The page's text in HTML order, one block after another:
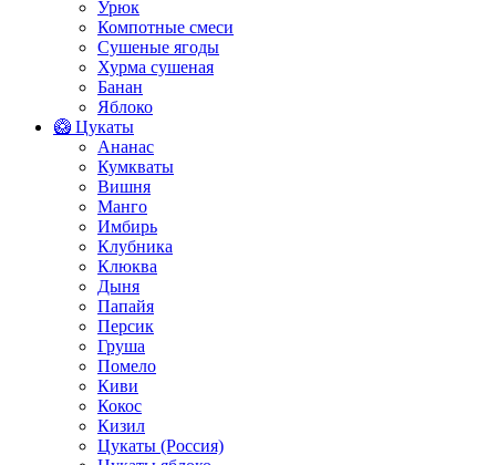
Урюк
Компотные смеси
Сушеные ягоды
Хурма сушеная
Банан
Яблоко
🥝 Цукаты
Ананас
Кумкваты
Вишня
Манго
Имбирь
Клубника
Клюква
Дыня
Папайя
Персик
Груша
Помело
Киви
Кокос
Кизил
Цукаты (Россия)